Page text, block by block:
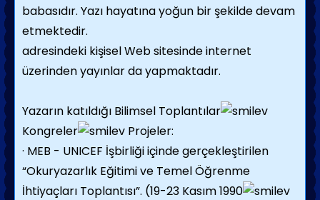
babasıdır. Yazı hayatına yoğun bir şekilde devam
etmektedir.
adresindeki kişisel Web sitesinde internet
üzerinden yayınlar da yapmaktadır.
Yazarın katıldığı Bilimsel Toplantılar
Kongreler
Projeler:
· MEB - UNICEF İşbirliği içinde gerçekleştirilen
“Okuryazarlık Eğitimi ve Temel Öğrenme
İhtiyaçları Toplantısı”. (19-23 Kasım 1990